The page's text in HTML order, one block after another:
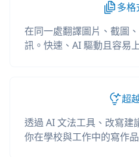
多格
在同一處翻譯圖片、截圖
訊。快速、AI 驅動且容易
超
透過 AI 文法工具、改寫建
你在學校與工作中的寫作品